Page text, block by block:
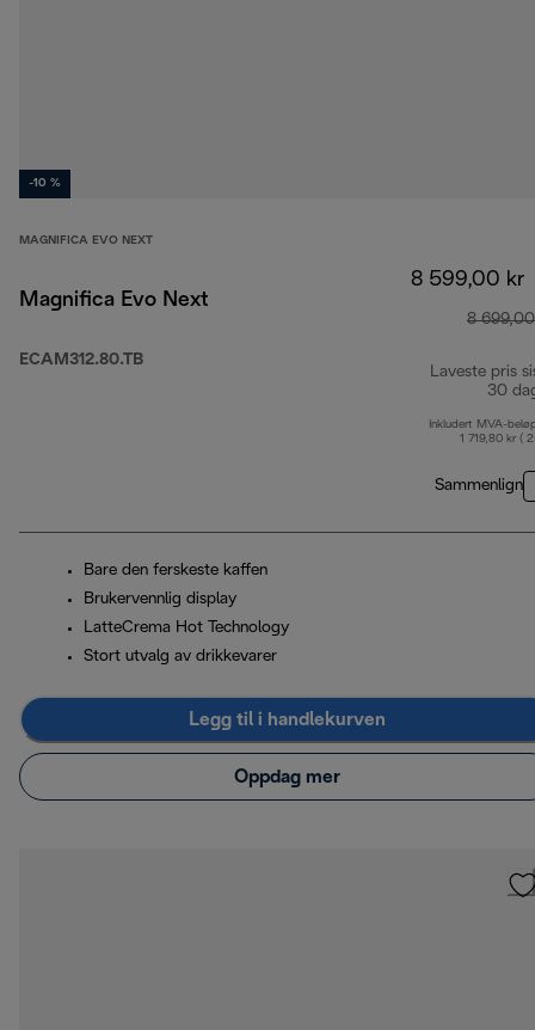
-10 %
MAGNIFICA EVO NEXT
Magnifica Evo Next
ECAM312.80.TB
8 599,00 kr
8
Laveste pris
30
Inkludert MVA-
1 719,80 kr (
Sammenlign
Bare den ferskeste kaffen
Brukervennlig display
LatteCrema Hot Technology
Stort utvalg av drikkevarer
Legg til i handlekurven
Oppdag mer